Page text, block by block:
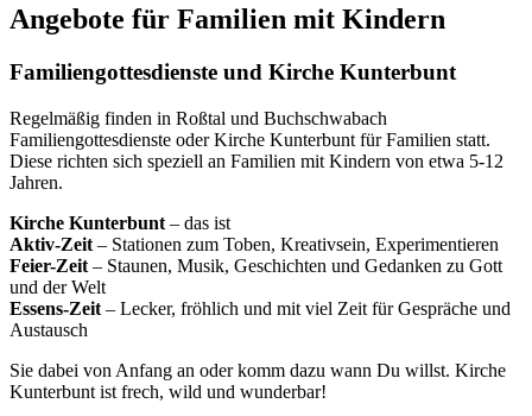
Angebote für Familien mit Kindern
Familiengottesdienste und Kirche Kunterbunt
Regelmäßig finden in Roßtal und Buchschwabach
Familiengottesdienste oder Kirche Kunterbunt für Familien statt.
Diese richten sich speziell an Familien mit Kindern von etwa 5-12
Jahren.
Kirche Kunterbunt – das ist
Aktiv-Zeit – Stationen zum Toben, Kreativsein, Experimentieren
Feier-Zeit – Staunen, Musik, Geschichten und Gedanken zu Gott
und der Welt
Essens-Zeit – Lecker, fröhlich und mit viel Zeit für Gespräche und
Austausch
Sie dabei von Anfang an oder komm dazu wann Du willst. Kirche
Kunterbunt ist frech, wild und wunderbar!